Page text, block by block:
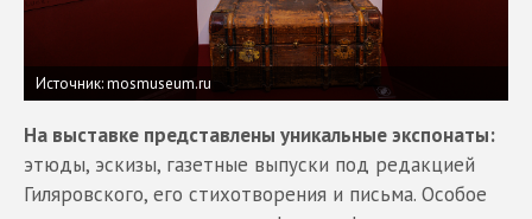
Источник: mosmuseum.ru
На выставке представлены уникальные экспонаты:
этюды, эскизы, газетные выпуски под редакцией
Гиляровского, его стихотворения и письма. Особое